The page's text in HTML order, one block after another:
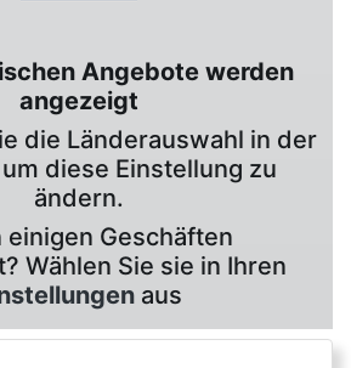
Angebote werden
angezeigt
die Länderauswahl in der
diese Einstellung zu
ändern.
einigen Geschäften
Wählen Sie sie in Ihren
aus